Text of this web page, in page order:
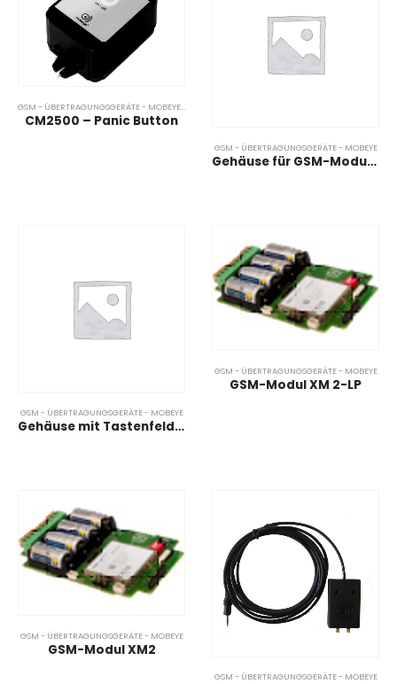
CM2500 – Panic Button
GSM - ÜBERTRAGUNGSGERÄTE - MOBEYE
Gehäuse für GSM-Modul XM2
GSM - ÜBERTRAGUNGSGERÄTE - MOBEYE
Gehäuse mit Tastenfeld für GSM-Modul XM2
GSM - ÜBERTRAGUNGSGERÄTE - MOBEYE
GSM-Modul XM 2-LP
GSM - ÜBERTRAGUNGSGERÄTE - MOBEYE
GSM-Modul XM2
GSM - ÜBERTRAGUNGSGERÄTE - MOBEYE